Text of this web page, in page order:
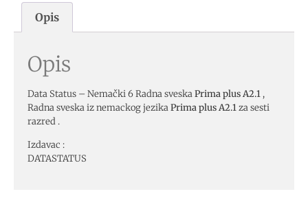
Opis
Opis
Data Status – Nemački 6 Radna sveskaPrima plus A2.1 ,
Radna sveska iz nemackog jezikaPrima plus A2.1za sesti
razred .
Izdavac :
DATASTATUS